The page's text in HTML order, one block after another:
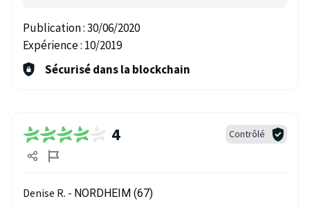
Publication :30/06/2020
Expérience : 10/2019
Sécurisé dans la blockchain
4 Contrôlé
Denise R. - NORDHEIM (67)